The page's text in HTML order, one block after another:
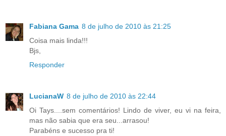
Fabiana Gama 8 de julho de 2010 às 21:25
Coisa mais linda!!!
Bjs,
Responder
LucianaW 8 de julho de 2010 às 22:44
Oi Tays....sem comentários! Lindo de viver, eu vi na feira,
mas não sabia que era seu...arrasou!
Parabéns e sucesso pra ti!